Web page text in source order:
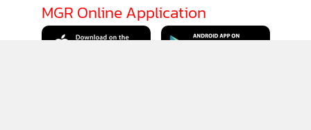
MGR Online Application